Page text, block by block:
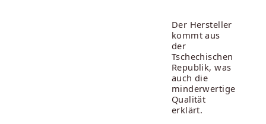
Der Hersteller
kommt aus
der
Tschechischen
Republik, was
auch die
minderwertige
Qualität
erklärt.